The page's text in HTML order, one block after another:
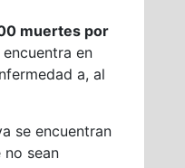
muertes por
en
a, al
se encuentran
sean